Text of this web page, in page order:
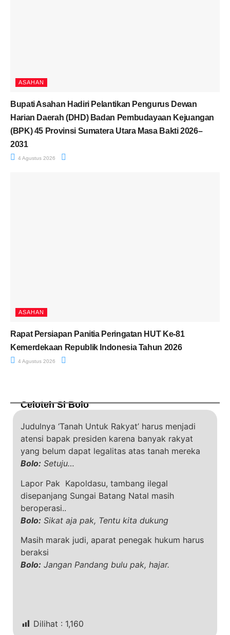
ASAHAN
Bupati Asahan Hadiri Pelantikan Pengurus Dewan
Harian Daerah (DHD) Badan Pembudayaan Kejuangan
(BPK) 45 Provinsi Sumatera Utara Masa Bakti 2026–
2031
4 Agustus 2026
ASAHAN
Rapat Persiapan Panitia Peringatan HUT Ke-81
Kemerdekaan Republik Indonesia Tahun 2026
4 Agustus 2026
Celoteh Si Bolo
Judulnya ‘Tanah Untuk Rakyat’ harus menjadi
atensi bapak presiden karena banyak rakyat
yang belum dapat legalitas atas tanah mereka
Bolo: Setuju…
Lapor Pak Kapoldasu, tambang ilegal
disepanjang Sungai Batang Natal masih
beroperasi..
Bolo: Sikat aja pak, Tentu kita dukung
Masih marak judi, aparat penegak hukum harus
beraksi
Bolo: Jangan Pandang bulu pak, hajar.
Dilihat : 1,160